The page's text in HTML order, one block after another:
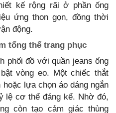
kế rộng rãi ở phần ống
ứng thon gọn, đồng thời
động.
tổng thể trang phục
phối đồ với quần jeans ống
vòng eo. Một chiếc thắt
lựa chọn áo dáng ngắn
lệ cơ thể đáng kể. Nhờ đó,
còn tạo cảm giác thùng